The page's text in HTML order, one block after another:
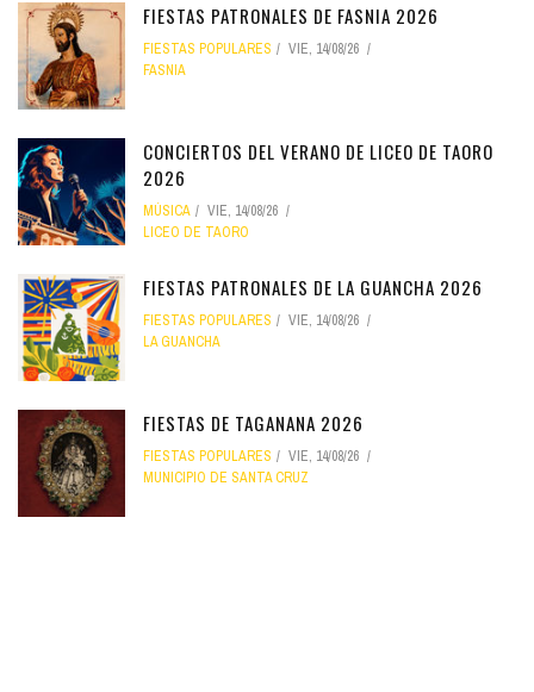
FIESTAS PATRONALES DE FASNIA 2026
FIESTAS POPULARES
VIE, 14/08/26
FASNIA
CONCIERTOS DEL VERANO DE LICEO DE TAORO
2026
MÚSICA
VIE, 14/08/26
LICEO DE TAORO
FIESTAS PATRONALES DE LA GUANCHA 2026
FIESTAS POPULARES
VIE, 14/08/26
LA GUANCHA
FIESTAS DE TAGANANA 2026
FIESTAS POPULARES
VIE, 14/08/26
MUNICIPIO DE SANTA CRUZ